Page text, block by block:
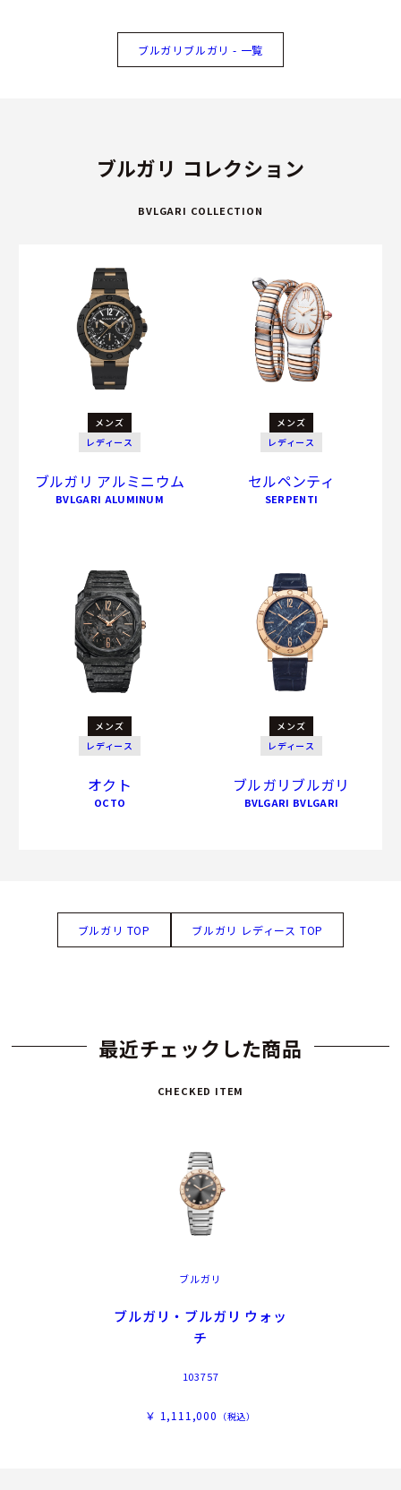
ブルガリブルガリ - 一覧
ブルガリ コレクション
BVLGARI COLLECTION
メンズ
レディース
ブルガリ アルミニウム
BVLGARI ALUMINUM
メンズ
レディース
セルペンティ
SERPENTI
メンズ
レディース
オクト
OCTO
メンズ
レディース
ブルガリブルガリ
BVLGARI BVLGARI
ブルガリ TOP ブルガリ レディース TOP
最近チェックした商品
CHECKED ITEM
ブルガリ
ブルガリ・ブルガリ ウォッ
チ
103757
￥ 1,111,000 （税込）